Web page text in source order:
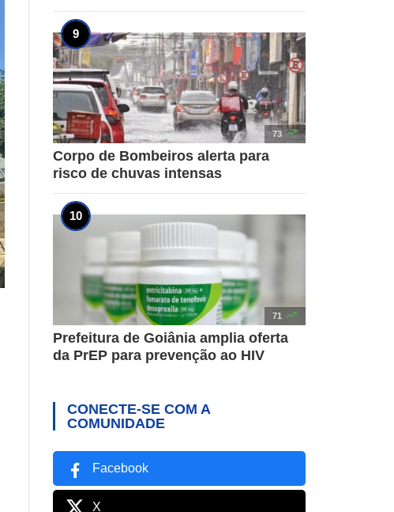
73 
Corpo de Bombeiros alerta para
risco de chuvas intensas
71 
Prefeitura de Goiânia amplia oferta
da PrEP para prevenção ao HIV
CONECTE-SE COM A
COMUNIDADE
Facebook
X